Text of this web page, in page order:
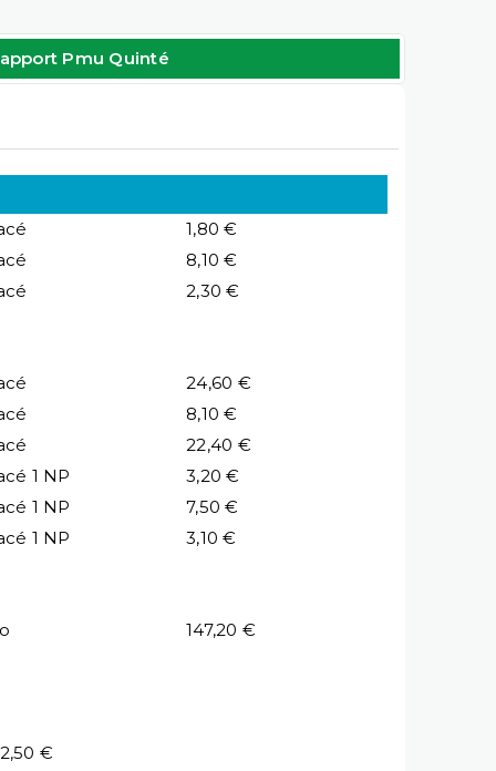
Pmu Quinté
1,80 €
8,10 €
2,30 €
24,60 €
8,10 €
22,40 €
1 NP
3,20 €
1 NP
7,50 €
1 NP
3,10 €
147,20 €
€